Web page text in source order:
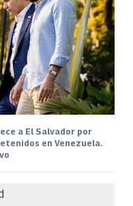
a El Salvador por
en Venezuela.